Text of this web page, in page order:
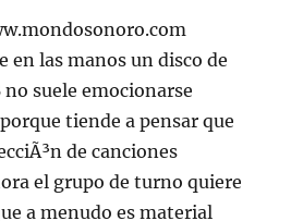
en las manos un disco de
no suele emocionarse
tiende a pensar que
de canciones
el grupo de turno quiere
a menudo es material